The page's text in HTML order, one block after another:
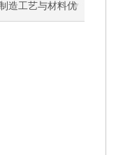
造工艺与材料优